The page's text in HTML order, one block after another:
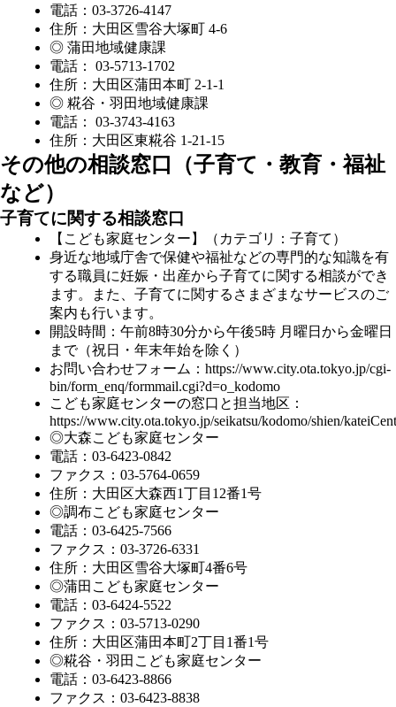
電話：03-3726-4147
住所：大田区雪谷大塚町 4-6
◎ 蒲田地域健康課
電話： 03-5713-1702
住所：大田区蒲田本町 2-1-1
◎ 糀谷・羽田地域健康課
電話： 03-3743-4163
住所：大田区東糀谷 1-21-15
その他の相談窓口（子育て・教育・福祉
など）
子育てに関する相談窓口
【こども家庭センター】（カテゴリ：子育て）
身近な地域庁舎で保健や福祉などの専門的な知識を有
する職員に妊娠・出産から子育てに関する相談ができ
ます。また、子育てに関するさまざまなサービスのご
案内も行います。
開設時間：午前8時30分から午後5時 月曜日から金曜日
まで（祝日・年末年始を除く）
お問い合わせフォーム： https://www.city.ota.tokyo.jp/cgi-
bin/form_enq/formmail.cgi?d=o_kodomo
こども家庭センターの窓口と担当地区：
https://www.city.ota.tokyo.jp/seikatsu/kodomo/shien/
◎大森こども家庭センター
電話：03-6423-0842
ファクス：03-5764-0659
住所：大田区大森西1丁目12番1号
◎調布こども家庭センター
電話：03-6425-7566
ファクス：03-3726-6331
住所：大田区雪谷大塚町4番6号
◎蒲田こども家庭センター
電話：03-6424-5522
ファクス：03-5713-0290
住所：大田区蒲田本町2丁目1番1号
◎糀谷・羽田こども家庭センター
電話：03-6423-8866
ファクス：03-6423-8838